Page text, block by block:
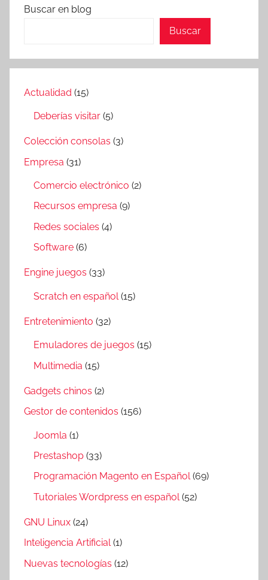
Buscar en blog
Buscar
Actualidad (15)
Deberías visitar (5)
Colección consolas (3)
Empresa (31)
Comercio electrónico (2)
Recursos empresa (9)
Redes sociales (4)
Software (6)
Engine juegos (33)
Scratch en español (15)
Entretenimiento (32)
Emuladores de juegos (15)
Multimedia (15)
Gadgets chinos (2)
Gestor de contenidos (156)
Joomla (1)
Prestashop (33)
Programación Magento en Español(69)
Tutoriales Wordpress en español (52)
GNU Linux (24)
Inteligencia Artificial(1)
Nuevas tecnologías (12)